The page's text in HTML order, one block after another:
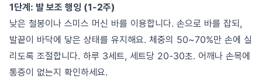
1단계: 발 보조 행잉 (1-2주)
낮은 철봉이나 스미스 머신 바를 이용합니다. 손으로 바를 잡되,
발끝이 바닥에 닿은 상태를 유지해요. 체중의 50~70%만 손에 실
리도록 조절합니다. 하루 3세트, 세트당 20-30초. 어깨나 손목에
통증이 없는지 확인하세요.